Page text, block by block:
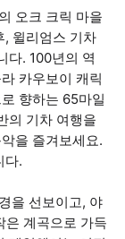
오크 크릭 마을
, 윌리엄스 기차
다. 100년의 역
카우보이 캐릭
향하는 65마일
의 기차 여행을
을 즐겨보세요.
다.
을 선보이고, 야
은 계곡으로 가득